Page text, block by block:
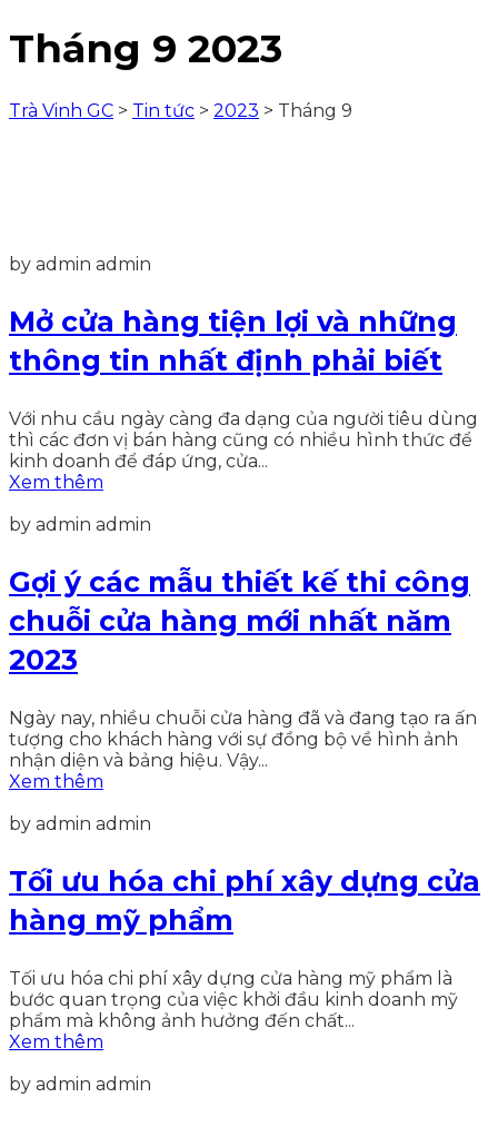
Tháng 9 2023
Trà Vinh GC > Tin tức > 2023 > Tháng 9
by admin admin
Mở cửa hàng tiện lợi và những
thông tin nhất định phải biết
Với nhu cầu ngày càng đa dạng của người tiêu dùng
thì các đơn vị bán hàng cũng có nhiều hình thức để
kinh doanh để đáp ứng, cửa...
Xem thêm
by admin admin
Gợi ý các mẫu thiết kế thi công
chuỗi cửa hàng mới nhất năm
2023
Ngày nay, nhiều chuỗi cửa hàng đã và đang tạo ra ấn
tượng cho khách hàng với sự đồng bộ về hình ảnh
nhận diện và bảng hiệu. Vậy...
Xem thêm
by admin admin
Tối ưu hóa chi phí xây dựng cửa
hàng mỹ phẩm
Tối ưu hóa chi phí xây dựng cửa hàng mỹ phẩm là
bước quan trọng của việc khởi đầu kinh doanh mỹ
phẩm mà không ảnh hưởng đến chất...
Xem thêm
by admin admin